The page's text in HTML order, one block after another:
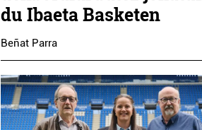
du Ibaeta Basketen
Beñat Parra